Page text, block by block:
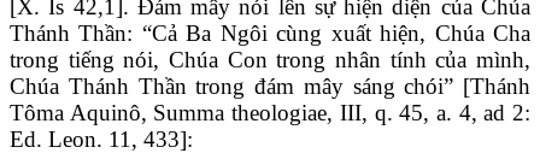
[X. Is 42,1]. Đám mây nói lên sự hiện diện của Chúa
Thánh Thần: “Cả Ba Ngôi cùng xuất hiện, Chúa Cha
trong tiếng nói, Chúa Con trong nhân tính của mình,
Chúa Thánh Thần trong đám mây sáng chói” [Thánh
Tôma Aquinô, Summa theologiae, III, q. 45, a. 4, ad 2:
Ed. Leon. 11, 433]: